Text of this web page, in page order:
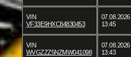
VIN
VF33E9HXC84830453
07.08.2026
13:45
VIN
WVGZZZ5NZMW041098
07.08.2026
13:43